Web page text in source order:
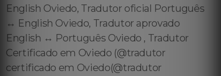
English Oviedo, Tradutor oficial Português
↔️ English Oviedo, Tradutor aprovado
English ↔️ Português Oviedo , Tradutor
Certificado em Oviedo (@tradutor
certificado em Oviedo(@tradutor